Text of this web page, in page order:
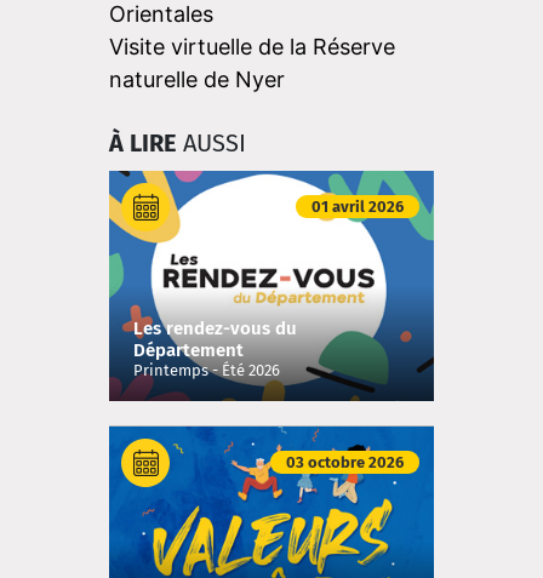
Orientales
Visite virtuelle de la Réserve
naturelle de Nyer
À LIRE AUSSI
01 avril 2026
Les rendez-vous du
Département
Printemps - Été 2026
03 octobre 2026